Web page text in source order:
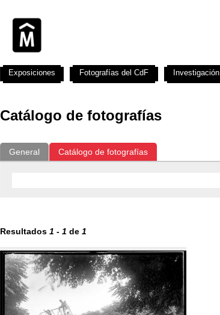
Catálogo de fotografías
General Catálogo de fotografías
Resultados 1 - 1 de 1
Exposiciones Fotografías del CdF Investigación